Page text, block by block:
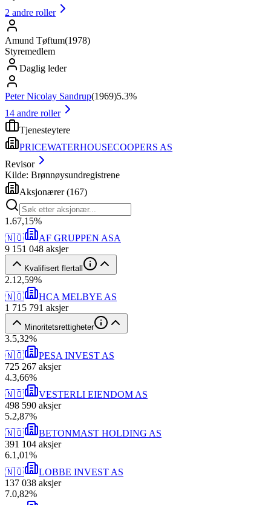
2 andre roller
Amund Tøftum(1978)
Styremedlem
Daglig leder
Peter Nicolay Sandrup(1969)5.3%
14 andre roller
Tjenesteytere
PRICEWATERHOUSECOOPERS AS
Revisor
Kilde: Brønnøysundregistrene
Aksjonærer(167)
1 .67,15%
🇳🇴
AF GRUPPEN ASA
9 151 048 aksjer
Kvalifisert flertall
2.12,59%
🇳🇴
HCA MELBYE AS
1 715 791 aksjer
Minoritetsrettigheter
3.5,32%
🇳🇴
PESA INVEST AS
725 267 aksjer
4.3,66%
🇳🇴
VESTERLI EIENDOM AS
498 590 aksjer
5.2,87%
🇳🇴
BETONMAST HOLDING AS
391 104 aksjer
6.1,01%
🇳🇴
LOBBE INVEST AS
137 038 aksjer
7.0,82%